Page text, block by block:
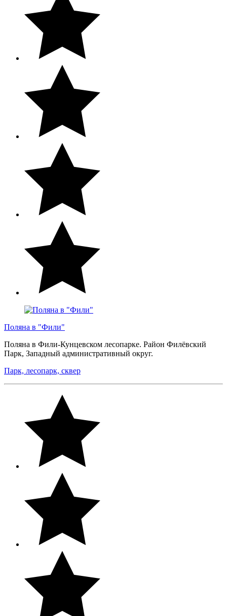
Поляна в "Фили"
Поляна в Фили-Кунцевском лесопарке. Район Филёвский
Парк, Западный административный округ.
Парк, лесопарк, сквер